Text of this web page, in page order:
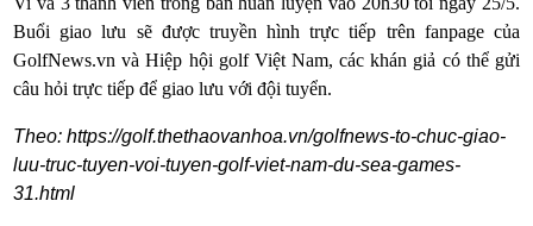
Buổi giao lưu sẽ được truyền hình trực tiếp trên fanpage của
GolfNews.vn và Hiệp hội golf Việt Nam, các khán giả có thể gửi
câu hỏi trực tiếp để giao lưu với đội tuyển.
Theo: https://golf.thethaovanhoa.vn/golfnews-to-chuc-giao-
luu-truc-tuyen-voi-tuyen-golf-viet-nam-du-sea-games-
31.html